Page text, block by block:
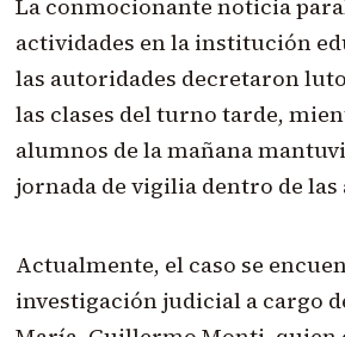
La conmocionante noticia
actividades en la institución
las autoridades decretaron
las clases del turno tarde,
alumnos de la mañana
jornada de vigilia dentro de las
Actualmente, el caso se
investigación judicial a cargo